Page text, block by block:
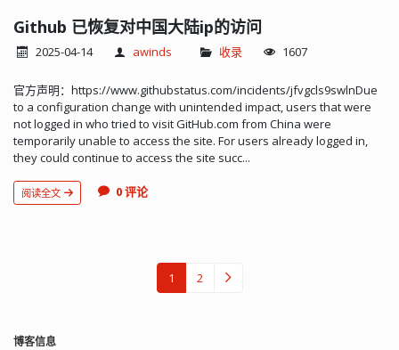
对大陆优化）如何查看这些线路？可以
使用 bgp.tools 网站：输入 IP 地址，即
可查询该 IP 段从 BGP Tools 的路由器接
图如下：上图是 D...
Github 已恢复对中国大陆ip的访问
2025-04-14 awinds 收录 1607
官方声明：https://www.githubstatus.com/incidents/jfvgcls9swlnDue
to a configuration change with unintended impact, users that were
not logged in who tried to visit GitHub.com from China were
temporarily unable to access the site. For users already logged in,
they could continue to access the site succ...
阅读全文 0 评论
1 2
博客信息